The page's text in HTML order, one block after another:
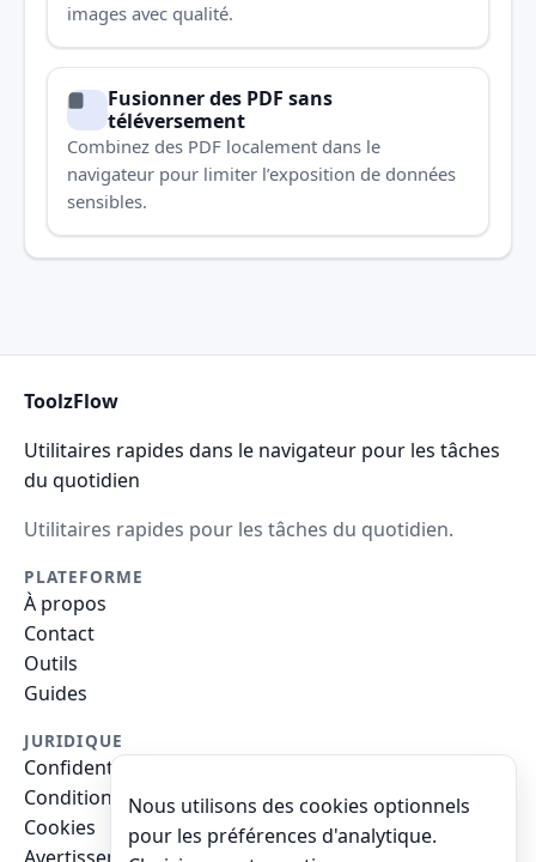
images avec qualité.
Fusionner des PDF sans
téléversement
Combinez des PDF localement dans le
navigateur pour limiter l’exposition de données
sensibles.
ToolzFlow
Utilitaires rapides dans le navigateur pour les tâches
du quotidien
Utilitaires rapides pour les tâches du quotidien.
PLATEFORME
À propos
Contact
Outils
Guides
JURIDIQUE
Confidentialité
Conditions
Cookies
Nous utilisons des cookies optionnels
pour les préférences d'analytique.